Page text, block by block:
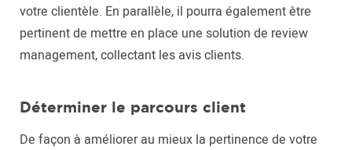
votre clientèle. En parallèle, il pourra également être
pertinent de mettre en place une solution de review
management, collectant les avis clients.
Déterminer le parcours client
De façon à améliorer au mieux la pertinence de votre